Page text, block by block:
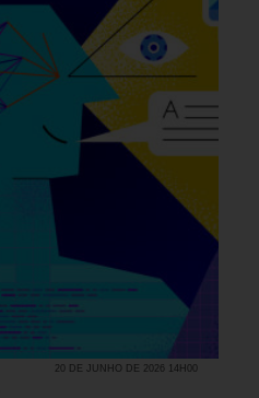
20 DE JUNHO DE 2026 14H00